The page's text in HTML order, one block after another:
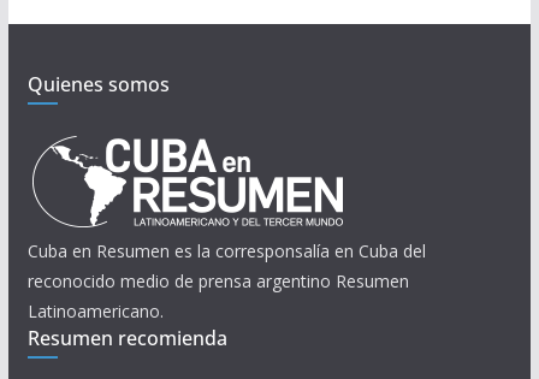
Quienes somos
Cuba en Resumen es la corresponsalía en Cuba del
reconocido medio de prensa argentino Resumen
Latinoamericano.
Resumen recomienda